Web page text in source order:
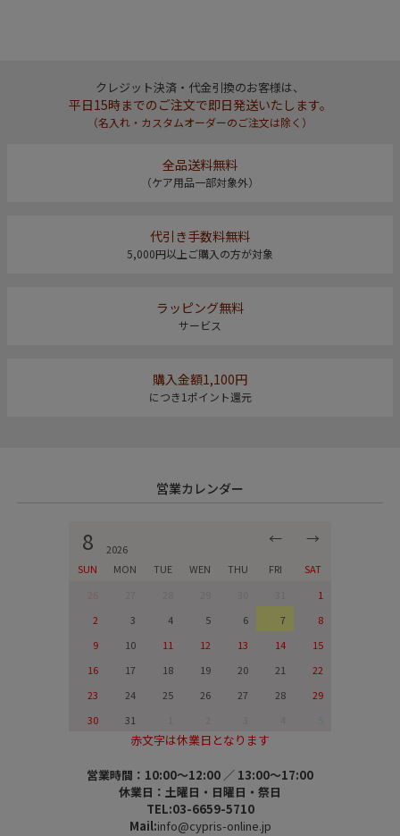
クレジット決済・代金引換のお客様は、
平日15時までのご注文で即日発送いたします。
（名入れ・カスタムオーダーのご注文は除く）
全品送料無料
（ケア用品一部対象外）
代引き手数料無料
5,000円以上ご購入の方が対象
ラッピング無料
サービス
購入金額1,100円
につき1ポイント還元
営業カレンダー
8 2026
← →
SUN MON TUE WEN THU FRI
SAT
1
2
3 4 5 6 7
8
9
10 11 12 13 14
15
16
17 18 19 20 21
22
23
24 25 26 27 28
29
30
31
赤文字は休業日となります
営業時間：10:00～12:00 ／ 13:00～17:00
休業日：土曜日・日曜日・祭日
TEL:03-6659-5710
Mail:info@cypris-online.jp